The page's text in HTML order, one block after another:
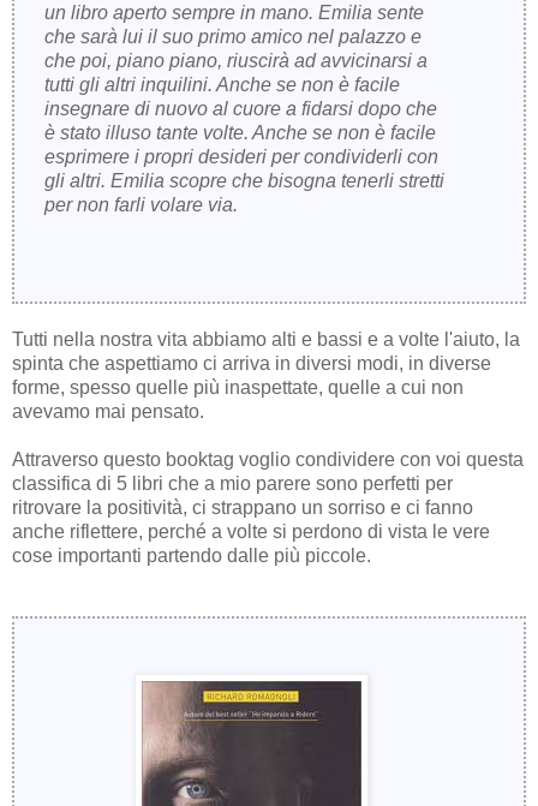
un libro aperto sempre in mano. Emilia sente
che sarà lui il suo primo amico nel palazzo e
che poi, piano piano, riuscirà ad avvicinarsi a
tutti gli altri inquilini. Anche se non è facile
insegnare di nuovo al cuore a fidarsi dopo che
è stato illuso tante volte. Anche se non è facile
esprimere i propri desideri per condividerli con
gli altri. Emilia scopre che bisogna tenerli stretti
per non farli volare via.
Tutti nella nostra vita abbiamo alti e bassi e a volte l'aiuto, la
spinta che aspettiamo ci arriva in diversi modi, in diverse
forme, spesso quelle più inaspettate, quelle a cui non
avevamo mai pensato.
Attraverso questo booktag voglio condividere con voi questa
classifica di 5 libri che a mio parere sono perfetti per
ritrovare la positività, ci strappano un sorriso e ci fanno
anche riflettere, perché a volte si perdono di vista le vere
cose importanti partendo dalle più piccole.